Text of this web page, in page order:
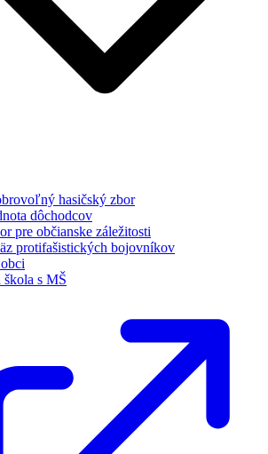
hasičský zbor
dôchodcov
pre občianske záležitosti
protifašistických bojovníkov
škola s MŠ